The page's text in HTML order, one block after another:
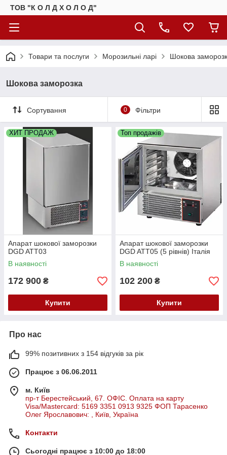
ТОВ "К О Л Д Х О Л О Д"
Товари та послуги Морозильні ларі Шокова
Шокова заморозка
Сортування 0 Фільтри
ХИТ ПРОДАЖ
Апарат шокової заморозки
DGD ATT03
В наявності
172 900 ₴
Купити
Топ продажів
Апарат шокової заморозки
DGD ATT05 (5 рівнів) Італія
В наявності
102 200 ₴
Купити
Про нас
99% позитивних з 154 відгуків за рік
Працює з 06.06.2011
м. Київ
пр-т Берестейський, 67. ОФІС. Оплата на карту
Visa/Mastercard: 5169 3351 0913 9325 ФОП Тарасенко
Олег Ярославович: , Київ, Україна
Контакти
Сьогодні працює з 10:00 до 18:00